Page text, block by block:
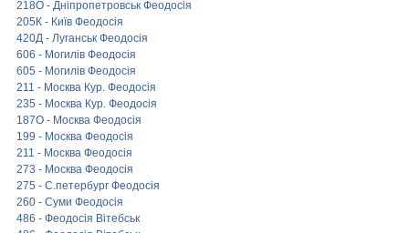
218О - Дніпропетровськ Феодосія
205К - Київ Феодосія
420Д - Луганськ Феодосія
606 - Могилів Феодосія
605 - Могилів Феодосія
211 - Москва Кур. Феодосія
235 - Москва Кур. Феодосія
187О - Москва Феодосія
199 - Москва Феодосія
211 - Москва Феодосія
273 - Москва Феодосія
275 - С.петербург Феодосія
260 - Суми Феодосія
486 - Феодосія Вітебськ